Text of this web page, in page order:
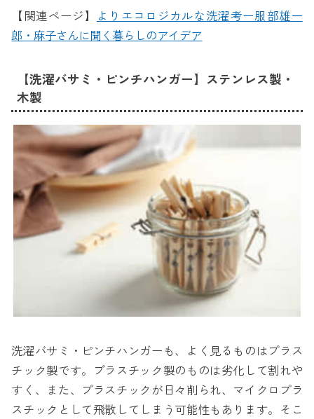
【関連ページ】
よりエコロジカルな洗濯考ー服部雄一
郎・麻子さんに聞く暮らしのアイデア
【洗濯バサミ・ピンチハンガー】ステンレス製・
木製
洗濯バサミ・ピンチハンガーも、よく見るものはプラス
チック製です。プラスチック製のものは劣化して割れや
すく、また、プラスチックが日々削られ、マイクロプラ
スチックとして飛散してしまう可能性もあります。そこ